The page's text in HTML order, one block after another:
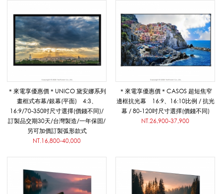
布
幕
/
畫
框
＊來電享優惠價＊UNICO 黛安娜系列
畫框式布幕/銀幕(平面) 4:3、
16:9/70-350吋尺寸選擇(價錢不同)/
訂製品交期30天/台灣製造/一年保固/
另可加價訂製弧形款式
NT.16,800-40,000
＊來電享優惠價＊CASOS 超短焦窄
邊框抗光幕 16:9、16:10比例 / 抗光
幕 / 80-120吋尺寸選擇(價錢不同)
NT.26,900-37,900